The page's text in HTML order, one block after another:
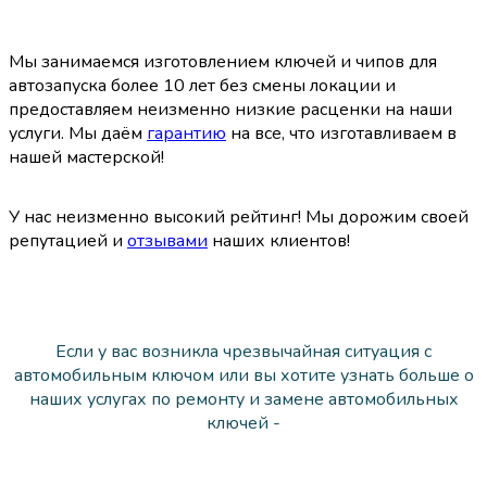
Мы занимаемся изготовлением ключей и чипов для
автозапуска более 10 лет без смены локации и
предоставляем неизменно низкие расценки на наши
услуги. Мы даём гарантию на все, что изготавливаем в
нашей мастерской!
У нас неизменно высокий рейтинг! Мы дорожим своей
репутацией и отзывами наших клиентов!
Если у вас возникла чрезвычайная ситуация с
автомобильным ключом или вы хотите узнать больше о
наших услугах по ремонту и замене автомобильных
ключей -